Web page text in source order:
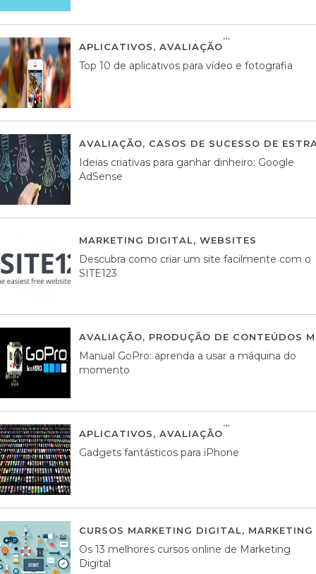
APLICATIVOS, AVALIAÇÃO
Top 10 de aplicativos para vídeo e fotografia
AVALIAÇÃO, CASOS DE SUCESSO DE
Ideias criativas para ganhar dinheiro: Google
AdSense
MARKETING DIGITAL, WEBSITES
Descubra como criar um site facilmente com o
SITE123
AVALIAÇÃO, PRODUÇÃO DE CONTEÚDOS
Manual GoPro: aprenda a usar a máquina do
momento
APLICATIVOS, AVALIAÇÃO
Gadgets fantásticos para iPhone
CURSOS MARKETING DIGITAL,
Os 13 melhores cursos online de Marketing
Digital